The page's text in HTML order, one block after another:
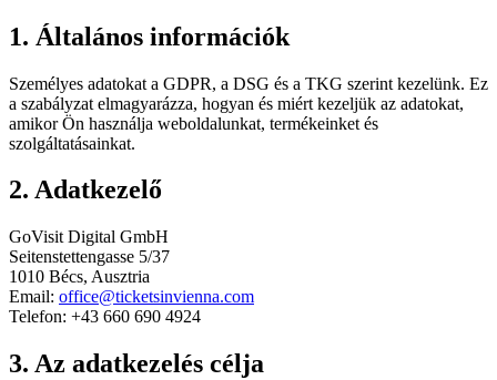
1. Általános információk
Személyes adatokat a GDPR, a DSG és a TKG szerint kezelünk. Ez
a szabályzat elmagyarázza, hogyan és miért kezeljük az adatokat,
amikor Ön használja weboldalunkat, termékeinket és
szolgáltatásainkat.
2. Adatkezelő
GoVisit Digital GmbH
Seitenstettengasse 5/37
1010 Bécs, Ausztria
Email: office@ticketsinvienna.com
Telefon: +43 660 690 4924
3. Az adatkezelés célja